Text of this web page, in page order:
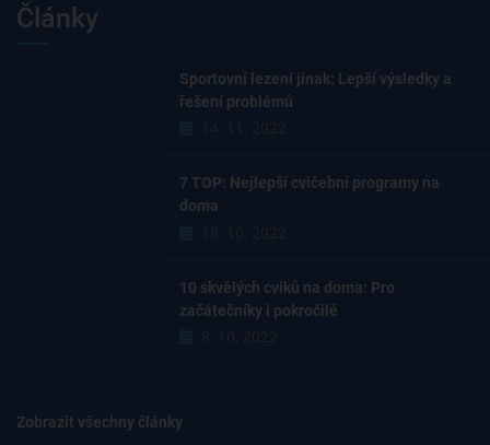
Články
Sportovní lezení jinak: Lepší výsledky a
řešení problémů
7 TOP: Nejlepší cvičební programy na
doma
10 skvělých cviků na doma: Pro
začátečníky i pokročilé
Zobrazit všechny články